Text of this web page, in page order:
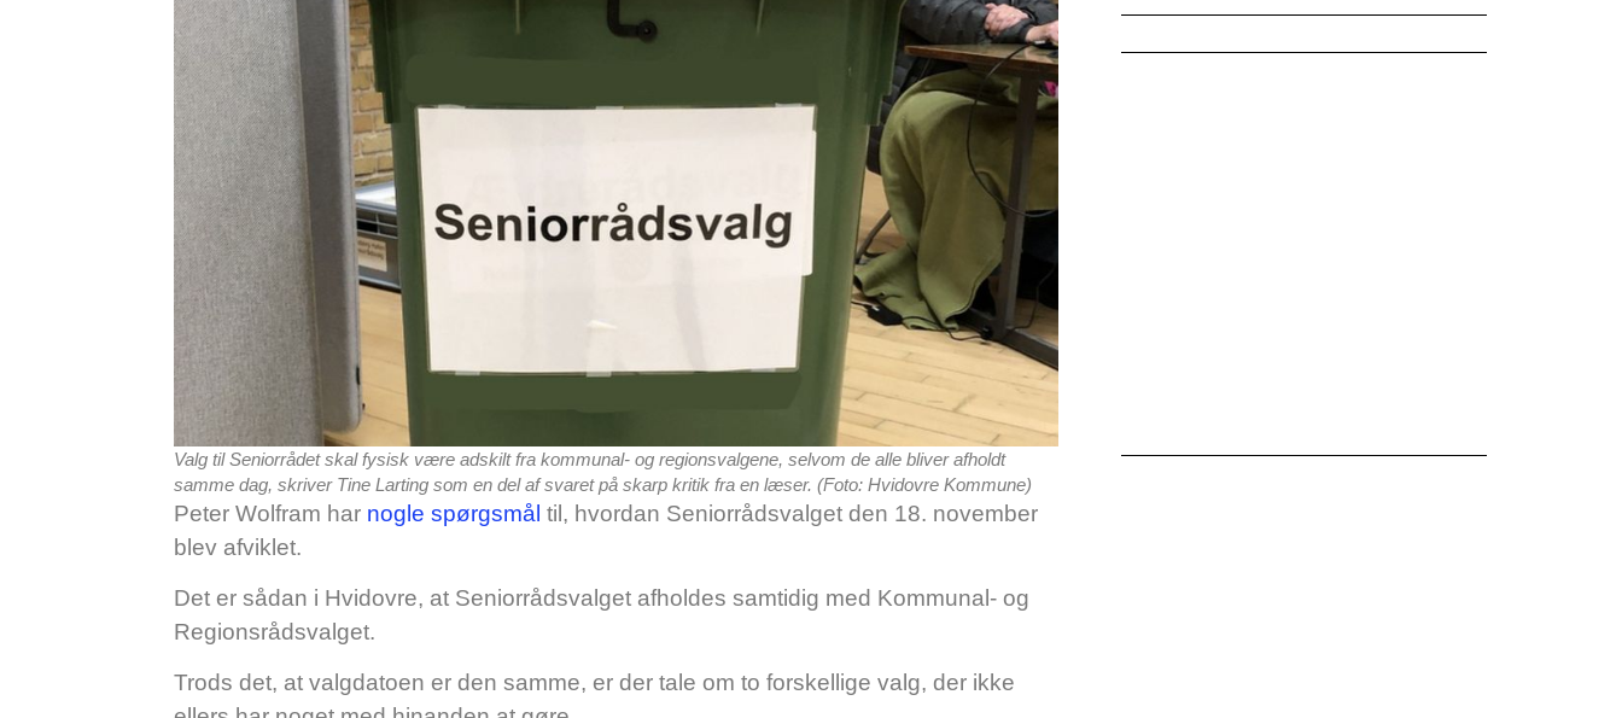
Valg til Seniorrådet skal fysisk være adskilt fra kommunal- og regionsvalgene, selvom de alle bliver afholdt
samme dag, skriver Tine Larting som en del af svaret på skarp kritik fra en læser. (Foto: Hvidovre Kommune)
Peter Wolfram har nogle spørgsmål til, hvordan Seniorrådsvalget den 18. november
blev afviklet.
Det er sådan i Hvidovre, at Seniorrådsvalget afholdes samtidig med Kommunal- og
Regionsrådsvalget.
Trods det, at valgdatoen er den samme, er der tale om to forskellige valg, der ikke